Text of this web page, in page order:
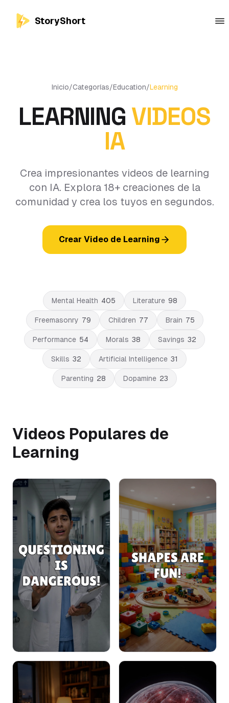
StoryShort
Inicio/Categorías/Education/Learning
LEARNING VIDEOS
IA
Crea impresionantes videos de learning
con IA. Explora 18+ creaciones de la
comunidad y crea los tuyos en segundos.
Crear Video de Learning
Mental Health 405 Literature 98
Freemasonry 79 Children 77 Brain 75
Performance 54 Morals 38 Savings 32
Skills 32 Artificial Intelligence 31
Parenting 28 Dopamine 23
Videos Populares de
Learning